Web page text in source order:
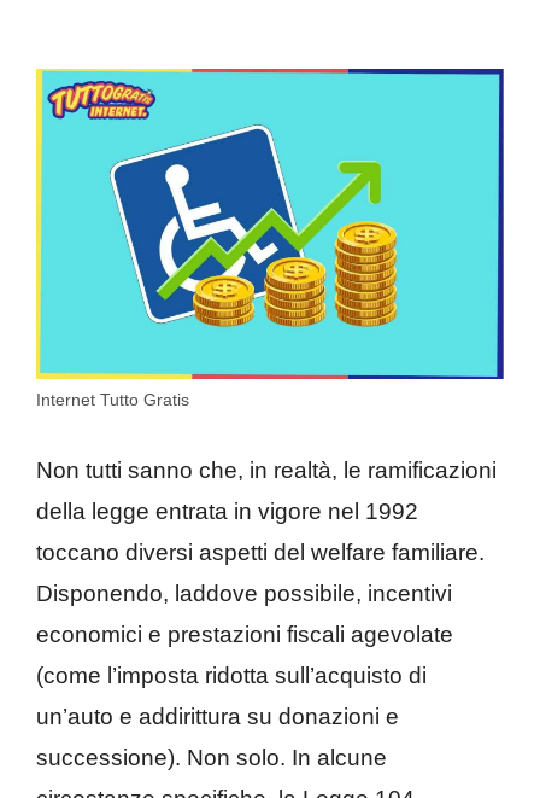
Internet Tutto Gratis
Non tutti sanno che, in realtà, le ramificazioni
della legge entrata in vigore nel 1992
toccano diversi aspetti del welfare familiare.
Disponendo, laddove possibile, incentivi
economici e prestazioni fiscali agevolate
(come l’imposta ridotta sull’acquisto di
un’auto e addirittura su donazioni e
successione). Non solo. In alcune